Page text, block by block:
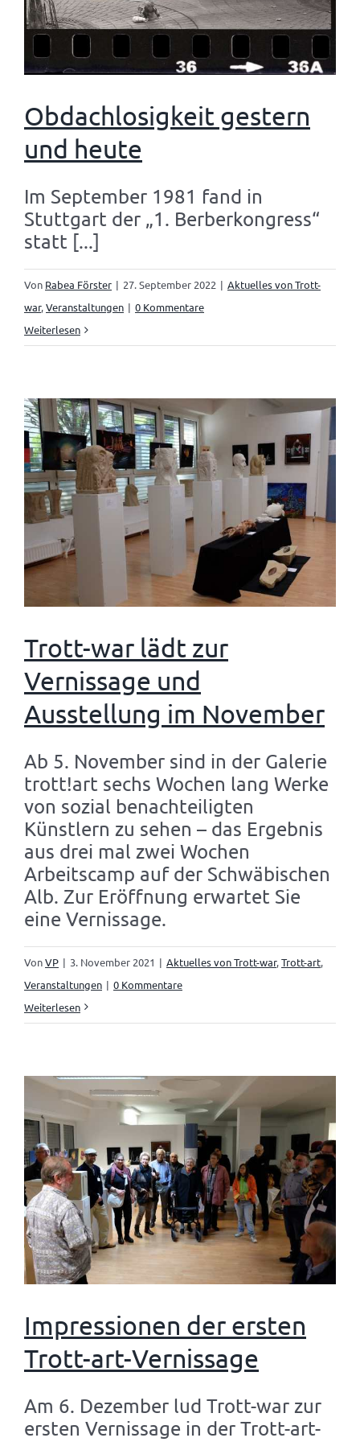
Obdachlosigkeit gestern
und heute
Im September 1981 fand in
Stuttgart der „1. Berberkongress“
statt [...]
Von Rabea Förster | 27. September 2022 | Aktuelles von Trott-
war,Veranstaltungen | 0 Kommentare
Weiterlesen
Trott-war lädt zur
Vernissage und
Ausstellung im November
Ab 5. November sind in der Galerie
trott!art sechs Wochen lang Werke
von sozial benachteiligten
Künstlern zu sehen – das Ergebnis
aus drei mal zwei Wochen
Arbeitscamp auf der Schwäbischen
Alb. Zur Eröffnung erwartet Sie
eine Vernissage.
VonVP | 3. November 2021 | Aktuelles von Trott-war,Trott-art,
Veranstaltungen | 0 Kommentare
Weiterlesen
Impressionen der ersten
Trott-art-Vernissage
Am 6. Dezember lud Trott-war zur
ersten Vernissage in der Trott-art-